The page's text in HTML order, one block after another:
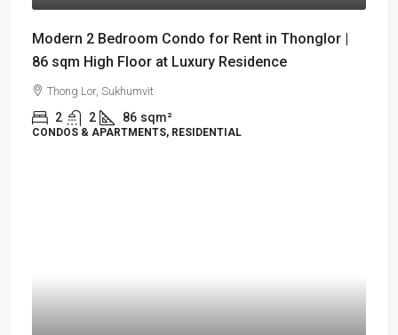
Modern 2 Bedroom Condo for Rent in Thonglor |
86 sqm High Floor at Luxury Residence
Thong Lor, Sukhumvit
2 2 86 sqm²
CONDOS & APARTMENTS, RESIDENTIAL